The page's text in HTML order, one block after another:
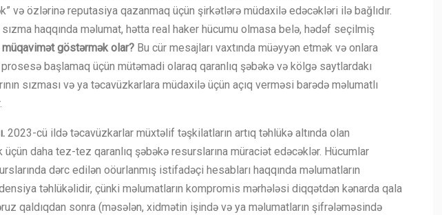
və özlərinə reputasiya qazanmaq üçün şirkətlərə müdaxilə edəcəkləri ilə bağlıdır.
haqqında məlumat, hətta real haker hücumu olmasa belə, hədəf seçilmiş
müqavimət göstərmək olar? Bu cür mesajları vaxtında müəyyən etmək və onlara
başlamaq üçün mütəmadi olaraq qaranlıq şəbəkə və kölgə saytlardakı
sızması və ya təcavüzkarlara müdaxilə üçün açıq verməsi barədə məlumatlı
2023-cü ildə təcavüzkarlar müxtəlif təşkilatların artıq təhlükə altında olan
daha tez-tez qaranlıq şəbəkə resurslarına müraciət edəcəklər. Hücumlar
dərc edilən oöurlanmış istifadəçi hesabları haqqında məlumatların
təhlükəlidir, çünki məlumatların kompromis mərhələsi diqqətdən kənarda qala
qaldıqdan sonra (məsələn, xidmətin işində və ya məlumatların şifrələməsində